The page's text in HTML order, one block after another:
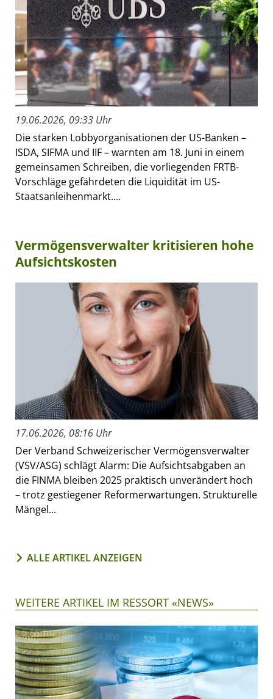
19.06.2026, 09:33 Uhr
Die starken Lobbyorganisationen der US-Banken –
ISDA, SIFMA und IIF – warnten am 18. Juni in einem
gemeinsamen Schreiben, die vorliegenden FRTB-
Vorschläge gefährdeten die Liquidität im US-
Staatsanleihenmarkt....
Vermögensverwalter kritisieren hohe
Aufsichtskosten
17.06.2026, 08:16 Uhr
Der Verband Schweizerischer Vermögensverwalter
(VSV/ASG) schlägt Alarm: Die Aufsichtsabgaben an
die FINMA bleiben 2025 praktisch unverändert hoch
– trotz gestiegener Reformerwartungen. Strukturelle
Mängel...
ALLE ARTIKEL ANZEIGEN
WEITERE ARTIKEL IM RESSORT «NEWS»